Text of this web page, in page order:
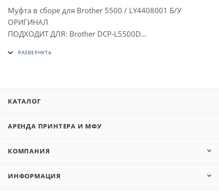
Муфта в сборе для Brother 5500 / LY4408001 Б/У
ОРИГИНАЛ
ПОДХОДИТ ДЛЯ: Brother DCP-L5500D
Brother DCP-L5502DN
Brother DCP-L5652DN
Brother DCP-8110D
Brother DCP-8112DN
Brother DCP-8152DN
КАТАЛОГ
АРЕНДА ПРИНТЕРА И МФУ
КОМПАНИЯ
ИНФОРМАЦИЯ